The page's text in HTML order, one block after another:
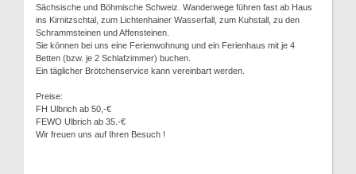
Sächsische und Böhmische Schweiz. Wanderwege führen fast ab Haus
ins Kirnitzschtal, zum Lichtenhainer Wasserfall, zum Kuhstall, zu den
Schrammsteinen und Affensteinen.
Sie können bei uns eine Ferienwohnung und ein Ferienhaus mit je 4
Betten (bzw. je 2 Schlafzimmer) buchen.
Ein täglicher Brötchenservice kann vereinbart werden.
Preise:
FH Ulbrich ab 50,-€
FEWO Ulbrich ab 35.-€
Wir freuen uns auf Ihren Besuch !